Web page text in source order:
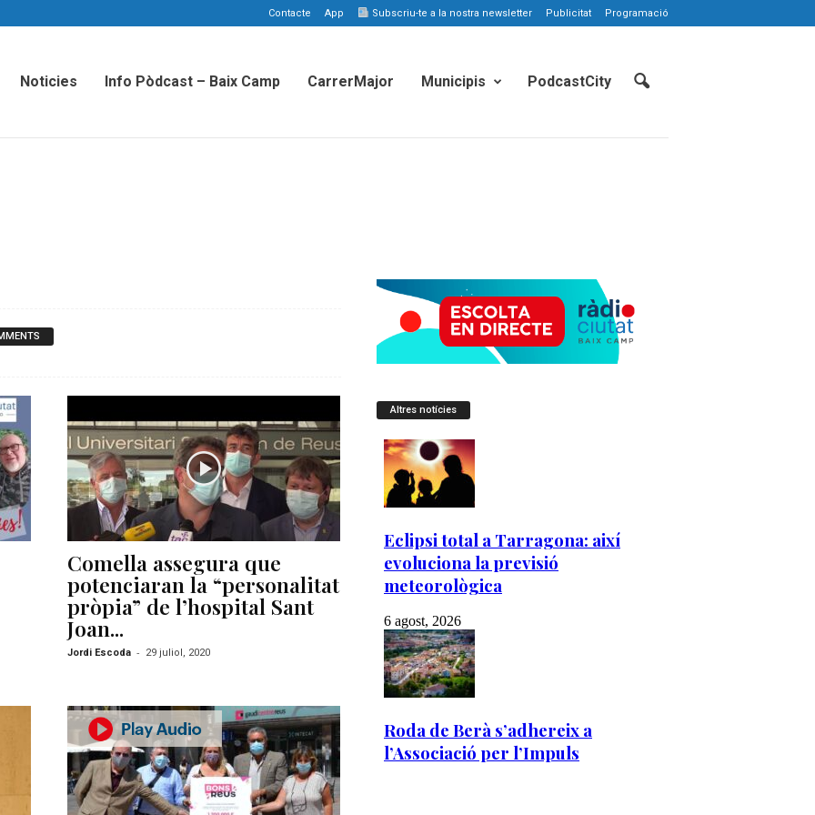
Contacte App Subscriu-te a la nostra newsletter Publicitat Programació
Noticies Info Pòdcast – Baix Camp CarrerMajor Municipis PodcastCity
Comella assegura que
potenciaran la “personalitat
pròpia” de l’hospital Sant
Joan...
Jordi Escoda - 29 juliol, 2020
Altres notícies